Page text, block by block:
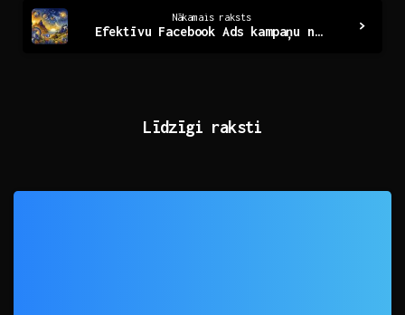
Nākamais raksts
Efektīvu Facebook Ads kampaņu noslēpumi un stratēģijas
Līdzīgi raksti